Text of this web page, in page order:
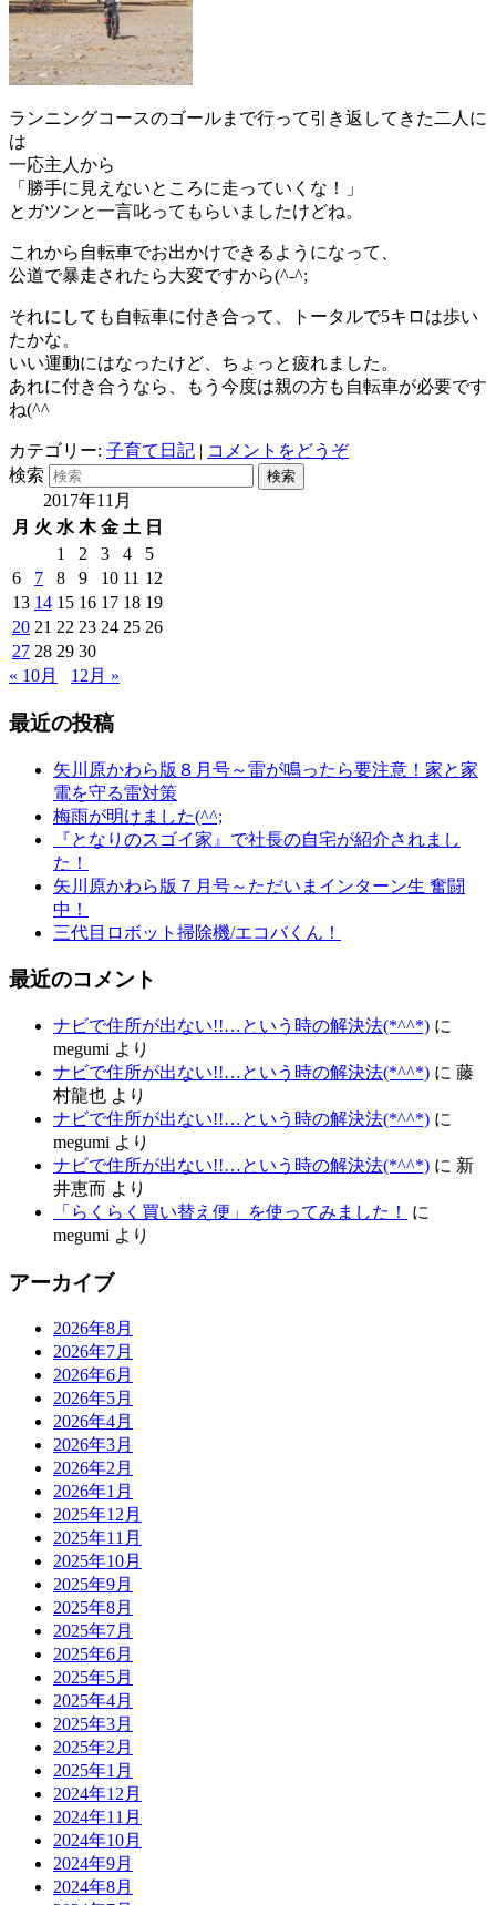
ランニングコースのゴールまで行って引き返してきた二人に
は
一応主人から
「勝手に見えないところに走っていくな！」
とガツンと一言叱ってもらいましたけどね。
これから自転車でお出かけできるようになって、
公道で暴走されたら大変ですから(^-^;
それにしても自転車に付き合って、トータルで5キロは歩い
たかな。
いい運動にはなったけど、ちょっと疲れました。
あれに付き合うなら、もう今度は親の方も自転車が必要です
ね(^^ゞ
カテゴリー: 子育て日記 | コメントをどうぞ
検索
2017年11月
月 火 水 木 金 土 日
1
2 3 4
5
6
7 8 9 10 11 12
13 14 15 16 17 18 19
20 21 22 23 24 25 26
27 28 29 30
« 10月
12月 »
最近の投稿
矢川原かわら版８月号～雷が鳴ったら要注意！家と家
電を守る雷対策
梅雨が明けました(^^;
『となりのスゴイ家』で社長の自宅が紹介されまし
た！
矢川原かわら版７月号～ただいまインターン生 奮闘
中！
三代目ロボット掃除機/エコバくん！
最近のコメント
ナビで住所が出ない!!…という時の解決法(*^^*) に
megumi より
ナビで住所が出ない!!…という時の解決法(*^^*) に 藤
村龍也 より
ナビで住所が出ない!!…という時の解決法(*^^*) に
megumi より
ナビで住所が出ない!!…という時の解決法(*^^*) に 新
井恵而 より
「らくらく買い替え便」を使ってみました！
に
megumi より
アーカイブ
2026年8月
2026年7月
2026年6月
2026年5月
2026年4月
2026年3月
2026年2月
2026年1月
2025年12月
2025年11月
2025年10月
2025年9月
2025年8月
2025年7月
2025年6月
2025年5月
2025年4月
2025年3月
2025年2月
2025年1月
2024年12月
2024年11月
2024年10月
2024年9月
2024年8月